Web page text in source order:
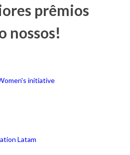
prêmios
nossos!